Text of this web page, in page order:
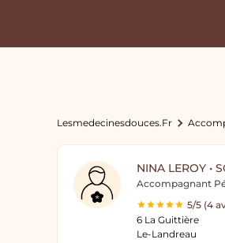
Lesmedecinesdouces.fr
NINA LEROY •
Accompagnant
5/5 (4
6 La Guittière
Le-Landreau